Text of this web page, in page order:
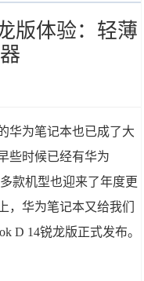
版体验：轻薄
华为笔记本也已成了大
些时候已经有华为
款机型也迎来了年度更
，华为笔记本又给我们
D 14锐龙版正式发布。